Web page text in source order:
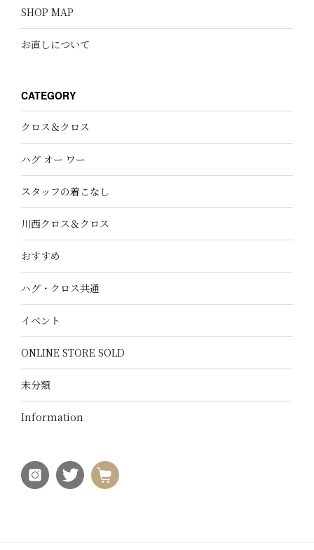
SHOP MAP
お直しについて
CATEGORY
クロス＆クロス
ハグ オー ワー
スタッフの着こなし
川西クロス＆クロス
おすすめ
ハグ・クロス共通
イベント
ONLINE STORE SOLD
未分類
Information